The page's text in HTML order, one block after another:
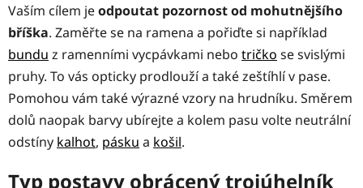
Vaším cílem jeodpoutat pozornost od mohutnějšího
bříška. Zaměřte se na ramena a pořiďte si například
bundu z ramenními vycpávkami nebo tričko se svislými
pruhy. To vás opticky prodlouží a také zeštíhlí v pase.
Pomohou vám také výrazné vzory na hrudníku. Směrem
dolů naopak barvy ubírejte a kolem pasu volte neutrální
odstíny kalhot, pásku a košil.
Typ postavy obrácený trojúhelník